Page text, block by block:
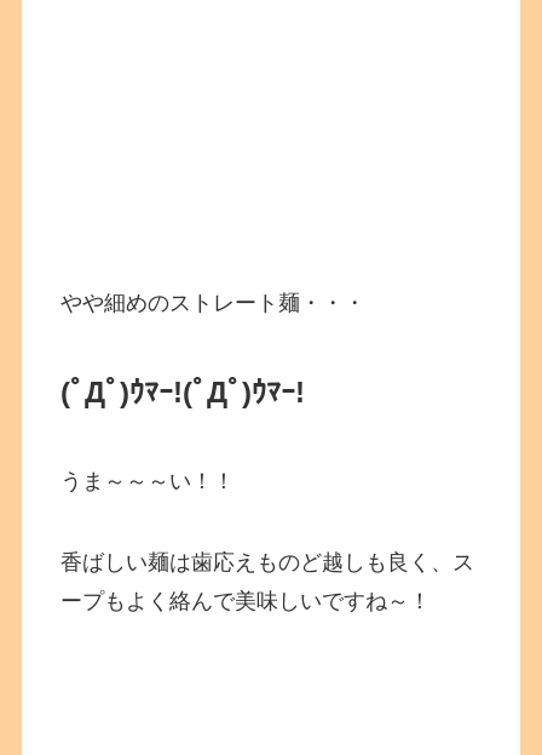
やや細めのストレート麺・・・
(ﾟДﾟ)ｳﾏｰ!(ﾟДﾟ)ｳﾏｰ!
うま～～～い！！
香ばしい麺は歯応えものど越しも良く、ス
ープもよく絡んで美味しいですね～！